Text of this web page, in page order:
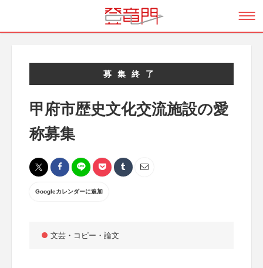
募集終了
甲府市歴史文化交流施設の愛
称募集
Googleカレンダーに追加
文芸・コピー・論文